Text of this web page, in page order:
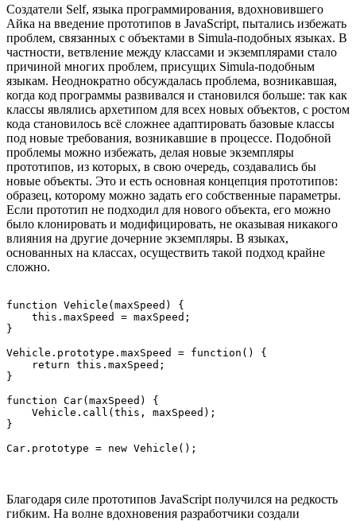
Создатели Self, языка программирования, вдохновившего
Айка на введение прототипов в JavaScript, пытались избежать
проблем, связанных с объектами в Simula-подобных языках. В
частности, ветвление между классами и экземплярами стало
причиной многих проблем, присущих Simula-подобным
языкам. Неоднократно обсуждалась проблема, возникавшая,
когда код программы развивался и становился больше: так как
классы являлись архетипом для всех новых объектов, с ростом
кода становилось всё сложнее адаптировать базовые классы
под новые требования, возникавшие в процессе. Подобной
проблемы можно избежать, делая новые экземпляры
прототипов, из которых, в свою очередь, создавались бы
новые объекты. Это и есть основная концепция прототипов:
образец, которому можно задать его собственные параметры.
Если прототип не подходил для нового объекта, его можно
было клонировать и модифицировать, не оказывая никакого
влияния на другие дочерние экземпляры. В языках,
основанных на классах, осуществить такой подход крайне
сложно.
function Vehicle(maxSpeed) {
    this.maxSpeed = maxSpeed;
}
Vehicle.prototype.maxSpeed = function() {
    return this.maxSpeed;
}
function Car(maxSpeed) {
    Vehicle.call(this, maxSpeed);
}
Благодаря силе прототипов JavaScript получился на редкость
гибким. На волне вдохновения разработчики создали